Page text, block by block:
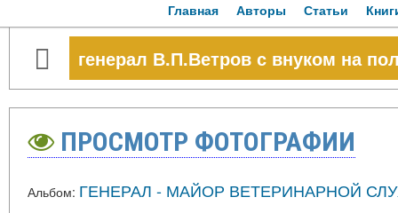
Главная Авторы Статьи
генерал В.П.Ветров с внуком на
ПРОСМОТР ФОТОГРАФИИ
Альбом: ГЕНЕРАЛ - МАЙОР ВЕТЕРИНАРНОЙ